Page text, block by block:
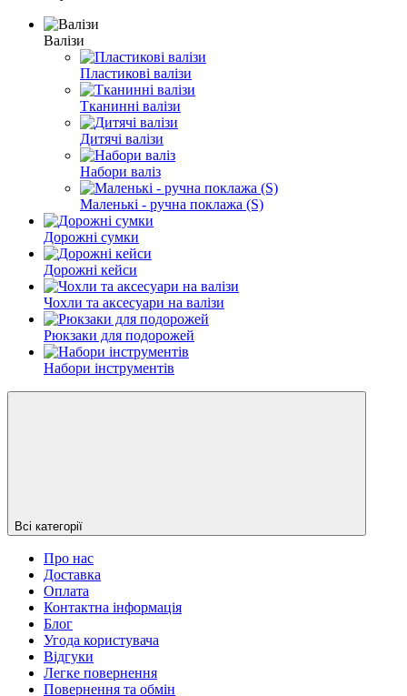
Валізи
Пластикові валізи
Тканинні валізи
Дитячі валізи
Набори валіз
Маленькі - ручна поклажа (S)
Дорожні сумки
Дорожні кейси
Чохли та аксесуари на валізи
Рюкзаки для подорожей
Набори інструментів
Всі категорії
Про нас
Доставка
Оплата
Контактна інформація
Блог
Угода користувача
Відгуки
Легке повернення
Повернення та обмін